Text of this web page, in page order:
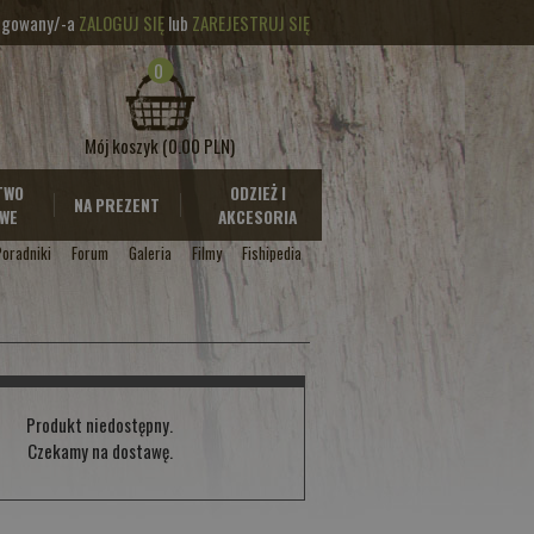
a ZALOGUJ SIĘlub ZAREJESTRUJ SIĘ
0
Mój koszyk(0.00 PLN)
NA PREZENT
ODZIEŻ I
AKCESORIA
Forum Galeria Filmy Fishipedia
Produkt niedostępny.
Czekamy na dostawę.